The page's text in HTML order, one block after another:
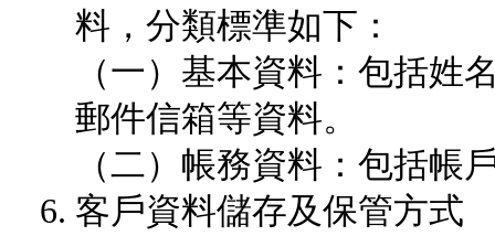
料，分類標準如下：
（一）基本資料：包括姓
郵件信箱等資料。
（二）帳務資料：包括帳
客戶資料儲存及保管方式